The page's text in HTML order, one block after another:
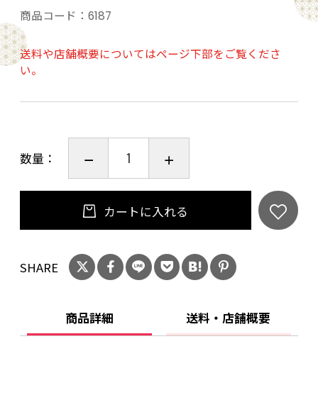
ことができます。
ソーダ割りはもちろん、コーラ割りとの相性も
◎。
原材料名：さつま芋（鹿児島県産）、米麹（国
産米）
アルコール分：25%
内容量：1800ml
店は20歳未満の方への酒類の販売はいたしてお
ご購入時、「ご注文手続き」画面の「お問い合
わせ欄」に、生年月日を必ず入力してくださ
商品コード： 6187
送料や店舗概要についてはページ下部をご覧くださ
い。
数量：
カートに入れる
SHARE
商品詳細 送料・店舗概要